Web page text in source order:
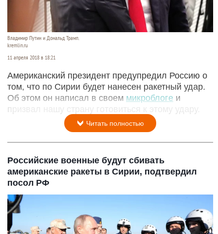
Владимир Путин и Дональд Трамп.
kremlin.ru
11 апреля 2018 в 18:21
Американский президент предупредил Россию о
том, что по Сирии будет нанесен ракетный удар.
Об этом он написал в своем микроблоге и
призвал нашу страну готовиться к этому удару.
Читать полностью
Российские военные будут сбивать
американские ракеты в Сирии, подтвердил
посол РФ